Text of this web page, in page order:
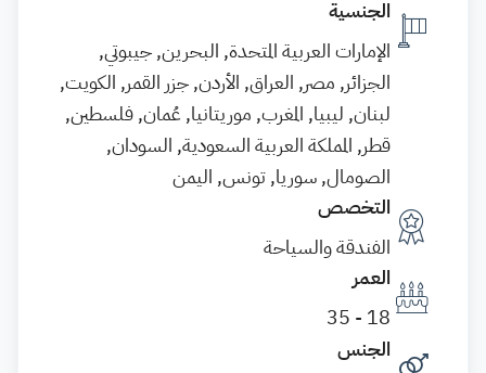
الجنسية
الإمارات العربية المتحدة, البحرين, جيبوتي,
الجزائر, مصر, العراق, الأردن, جزر القمر, الكويت,
لبنان, ليبيا, المغرب, موريتانيا, عُمان, فلسطين,
قطر, المملكة العربية السعودية, السودان,
الصومال, سوريا, تونس, اليمن
التخصص
الفندقة والسياحة
العمر
18 - 35
الجنس